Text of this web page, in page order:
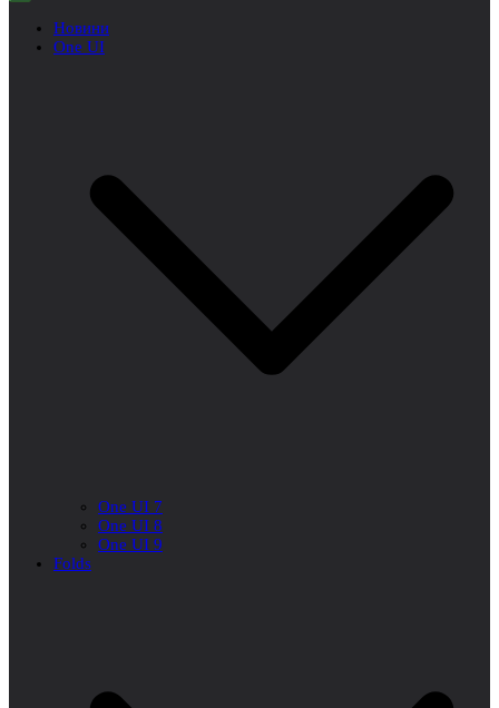
Новини
One UI
One UI 7
One UI 8
One UI 9
Folds